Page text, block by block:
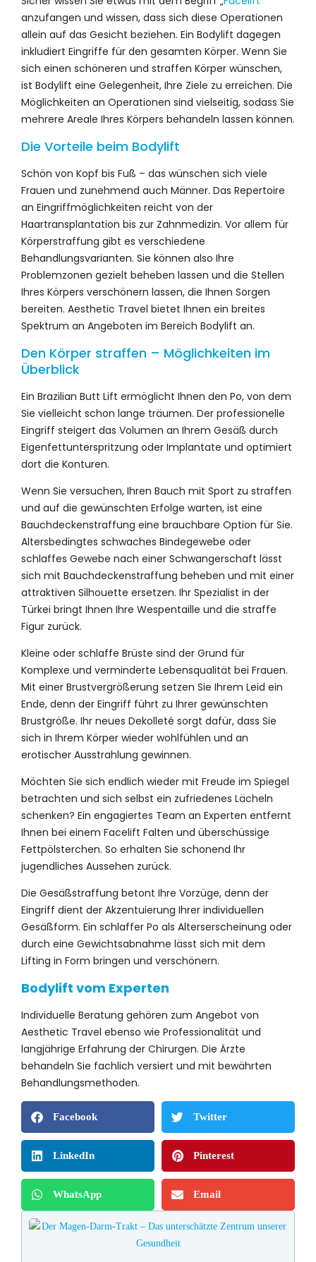
anzufangen und wissen, dass sich diese Operationen
allein auf das Gesicht beziehen. Ein Bodylift dagegen
inkludiert Eingriffe für den gesamten Körper. Wenn Sie
sich einen schöneren und straffen Körper wünschen,
ist Bodylift eine Gelegenheit, Ihre Ziele zu erreichen. Die
Möglichkeiten an Operationen sind vielseitig, sodass Sie
mehrere Areale Ihres Körpers behandeln lassen können.
Die Vorteile beim Bodylift
Schön von Kopf bis Fuß – das wünschen sich viele
Frauen und zunehmend auch Männer. Das Repertoire
an Eingriffmöglichkeiten reicht von der
Haartransplantation bis zur Zahnmedizin. Vor allem für
Körperstraffung gibt es verschiedene
Behandlungsvarianten. Sie können also Ihre
Problemzonen gezielt beheben lassen und die Stellen
Ihres Körpers verschönern lassen, die Ihnen Sorgen
bereiten. Aesthetic Travel bietet Ihnen ein breites
Spektrum an Angeboten im Bereich Bodylift an.
Den Körper straffen – Möglichkeiten im
Überblick
Ein Brazilian Butt Lift ermöglicht Ihnen den Po, von dem
Sie vielleicht schon lange träumen. Der professionelle
Eingriff steigert das Volumen an Ihrem Gesäß durch
Eigenfettunterspritzung oder Implantate und optimiert
dort die Konturen.
Wenn Sie versuchen, Ihren Bauch mit Sport zu straffen
und auf die gewünschten Erfolge warten, ist eine
Bauchdeckenstraffung eine brauchbare Option für Sie.
Altersbedingtes schwaches Bindegewebe oder
schlaffes Gewebe nach einer Schwangerschaft lässt
sich mit Bauchdeckenstraffung beheben und mit einer
attraktiven Silhouette ersetzen. Ihr Spezialist in der
Türkei bringt Ihnen Ihre Wespentaille und die straffe
Figur zurück.
Kleine oder schlaffe Brüste sind der Grund für
Komplexe und verminderte Lebensqualität bei Frauen.
Mit einer Brustvergrößerung setzen Sie Ihrem Leid ein
Ende, denn der Eingriff führt zu Ihrer gewünschten
Brustgröße. Ihr neues Dekolleté sorgt dafür, dass Sie
sich in Ihrem Körper wieder wohlfühlen und an
erotischer Ausstrahlung gewinnen.
Möchten Sie sich endlich wieder mit Freude im Spiegel
betrachten und sich selbst ein zufriedenes Lächeln
schenken? Ein engagiertes Team an Experten entfernt
Ihnen bei einem Facelift Falten und überschüssige
Fettpölsterchen. So erhalten Sie schonend Ihr
jugendliches Aussehen zurück.
Die Gesäßstraffung betont Ihre Vorzüge, denn der
Eingriff dient der Akzentuierung Ihrer individuellen
Gesäßform. Ein schlaffer Po als Alterserscheinung oder
durch eine Gewichtsabnahme lässt sich mit dem
Lifting in Form bringen und verschönern.
Bodylift vom Experten
Individuelle Beratung gehören zum Angebot von
Aesthetic Travel ebenso wie Professionalität und
langjährige Erfahrung der Chirurgen. Die Ärzte
behandeln Sie fachlich versiert und mit bewährten
Behandlungsmethoden.
Facebook Twitter
LinkedIn Pinterest
WhatsApp Email